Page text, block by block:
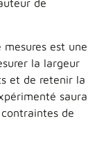
de
est une
la largeur
et de retenir la
saura
de